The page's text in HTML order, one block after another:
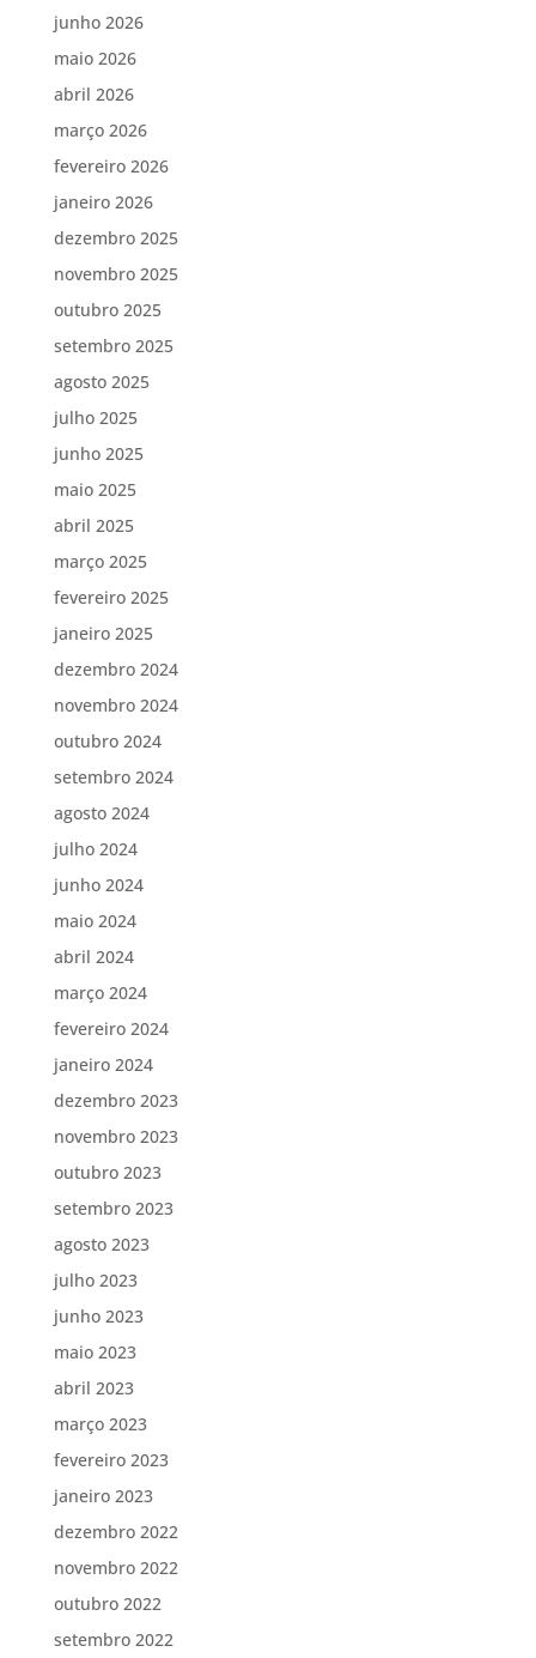
junho 2026
maio 2026
abril 2026
março 2026
fevereiro 2026
janeiro 2026
dezembro 2025
novembro 2025
outubro 2025
setembro 2025
agosto 2025
julho 2025
junho 2025
maio 2025
abril 2025
março 2025
fevereiro 2025
janeiro 2025
dezembro 2024
novembro 2024
outubro 2024
setembro 2024
agosto 2024
julho 2024
junho 2024
maio 2024
abril 2024
março 2024
fevereiro 2024
janeiro 2024
dezembro 2023
novembro 2023
outubro 2023
setembro 2023
agosto 2023
julho 2023
junho 2023
maio 2023
abril 2023
março 2023
fevereiro 2023
janeiro 2023
dezembro 2022
novembro 2022
outubro 2022
setembro 2022